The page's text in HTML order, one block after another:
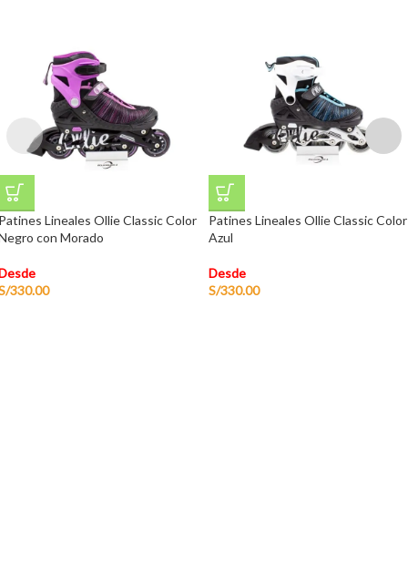
Lineales Ollie Classic Color
con Morado
330.00
Patines Lineales Ollie Classic Color
Azul
Desde
S/330.00